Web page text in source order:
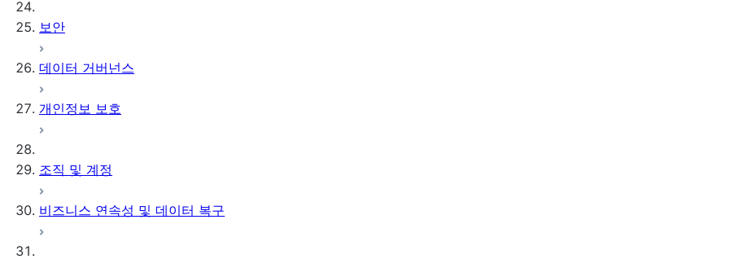
보안
데이터 거버넌스
개인정보 보호
조직 및 계정
비즈니스 연속성 및 데이터 복구